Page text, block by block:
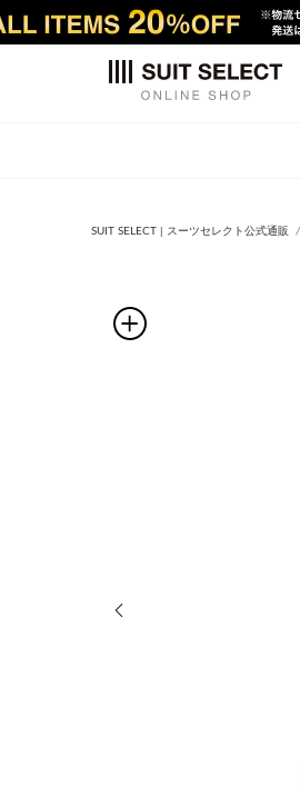
SUIT SELECT | スーツセレクト公式通販